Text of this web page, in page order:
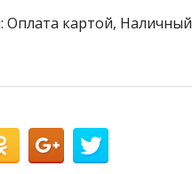
Оплата картой, Наличный